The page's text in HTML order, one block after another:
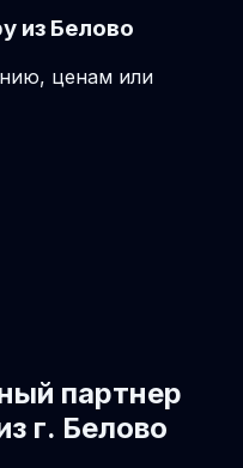
из Белово
ценам или
партнер
г. Белово